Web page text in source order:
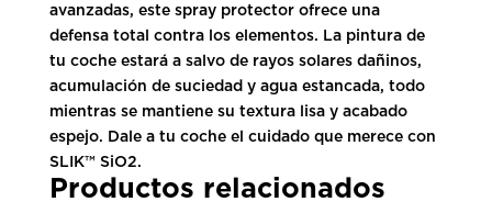
avanzadas, este spray protector ofrece una
defensa total contra los elementos. La pintura de
tu coche estará a salvo de rayos solares dañinos,
acumulación de suciedad y agua estancada, todo
mientras se mantiene su textura lisa y acabado
espejo. Dale a tu coche el cuidado que merece con
SLIK™ SiO2.
Productos relacionados